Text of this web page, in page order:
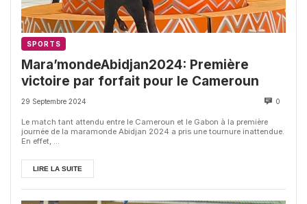
SPORTS
Mara’mondeAbidjan2024: Première
victoire par forfait pour le Cameroun
29 Septembre 2024 0
Le match tant attendu entre le Cameroun et le Gabon à la première
journée de la maramonde Abidjan 2024 a pris une tournure inattendue.
En effet, ...
LIRE LA SUITE